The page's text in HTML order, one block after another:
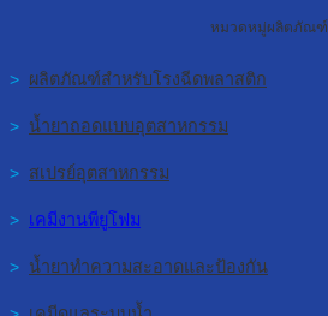
หมวดหมู่ผลิตภัณฑ์
> ผลิตภัณฑ์สำหรับโรงฉีดพลาสติก
> น้ำยาถอดแบบอุตสาหกรรม
> สเปรย์อุตสาหกรรม
> เคมีงานพียูโฟม
> น้ำยาทำความสะอาดและป้องกัน